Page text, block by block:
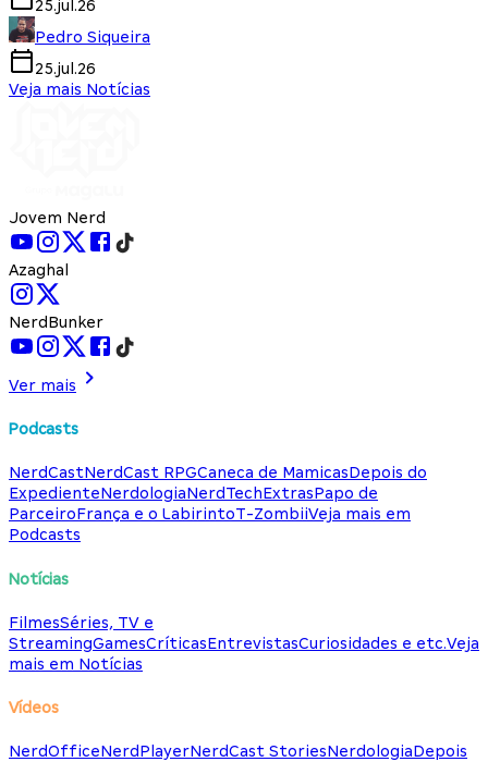
25.jul.26
Pedro Siqueira
25.jul.26
Veja mais Notícias
Jovem Nerd
Azaghal
NerdBunker
Ver mais
Podcasts
NerdCastNerdCast RPGCaneca de MamicasDepois do
ExpedienteNerdologiaNerdTechExtrasPapo de
ParceiroFrança e o LabirintoT-ZombiiVeja mais em
Podcasts
Notícias
FilmesSéries, TV e
StreamingGamesCríticasEntrevistasCuriosidades e etc.Veja
mais em Notícias
Vídeos
NerdOfficeNerdPlayerNerdCast StoriesNerdologiaDepois